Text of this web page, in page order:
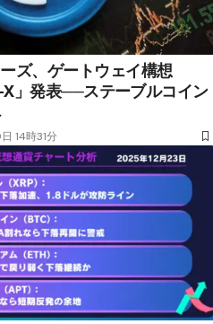
ズ、ゲートウェイ構想
X」発表──ステーブルコイン
14時31分